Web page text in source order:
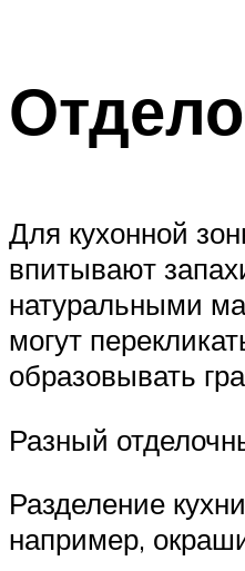
Для кухонной
впитывают
натуральными
могут
образовывать
Разный
Разделение
например,